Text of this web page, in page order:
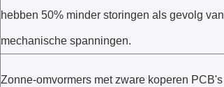
hebben 50% minder storingen als gevolg van
mechanische spanningen.
Zonne-omvormers met zware koperen PCB's